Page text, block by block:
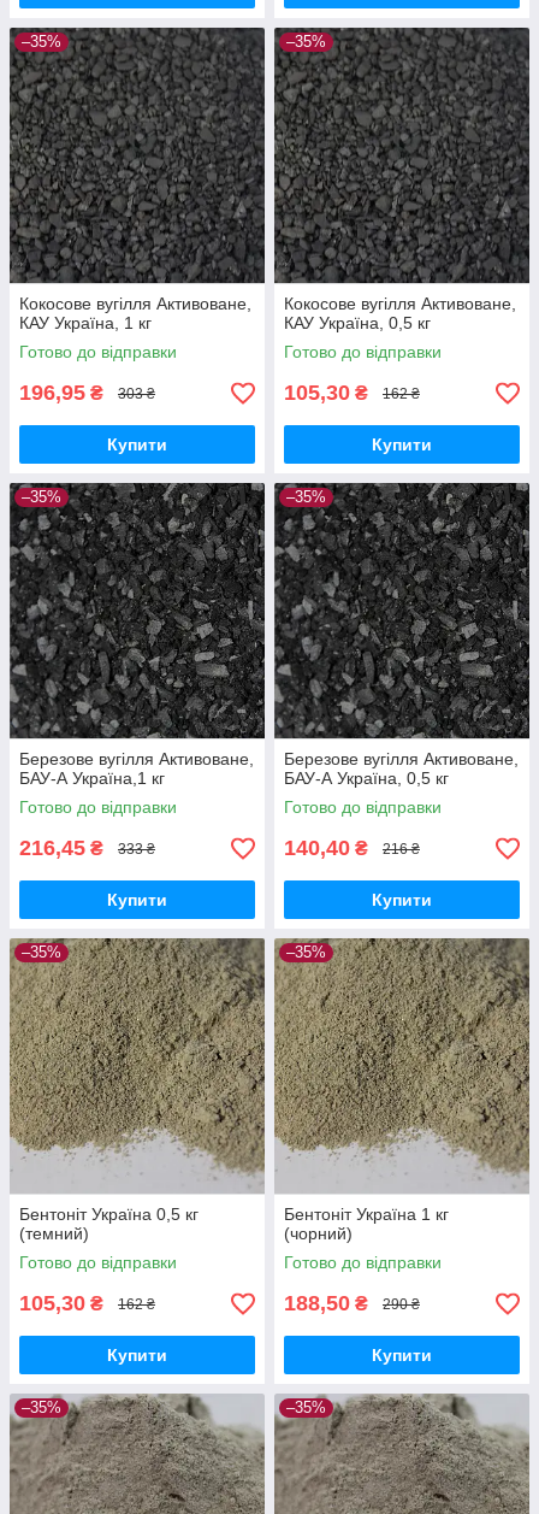
–35%
Кокосове вугілля Активоване,
КАУ Україна, 1 кг
Готово до відправки
196,95 ₴ 303 ₴
Купити
–35%
Кокосове вугілля Активоване,
КАУ Україна, 0,5 кг
Готово до відправки
105,30 ₴ 162 ₴
Купити
–35%
Березове вугілля Активоване,
БАУ-А Україна,1 кг
Готово до відправки
216,45 ₴ 333 ₴
Купити
–35%
Березове вугілля Активоване,
БАУ-А Україна, 0,5 кг
Готово до відправки
140,40 ₴ 216 ₴
Купити
–35%
Бентоніт Україна 0,5 кг
(темний)
Готово до відправки
105,30 ₴ 162 ₴
Купити
–35%
Бентоніт Україна 1 кг
(чорний)
Готово до відправки
188,50 ₴ 290 ₴
Купити
–35% –35%